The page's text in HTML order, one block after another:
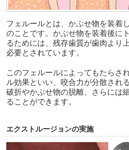
フェルールとは、かぶせ物を装着
のことです。かぶせ物を装着後に
るためには、残存歯質が歯肉より
必要とされています。
このフェルールによってもたらさ
ル効果といい、咬合力が分散され
破折やかぶせ物の脱離、さらには
ることができます。
エクストルージョンの実施